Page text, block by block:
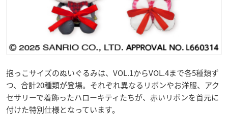
抱っこサイズのぬいぐるみは、VOL.1からVOL.4まで各5種類ず
つ、合計20種類が登場。それぞれ異なるリボンやお洋服、アク
セサリーで着飾ったハローキティたちが、赤いリボンを首元に
付けた特別仕様となっています。